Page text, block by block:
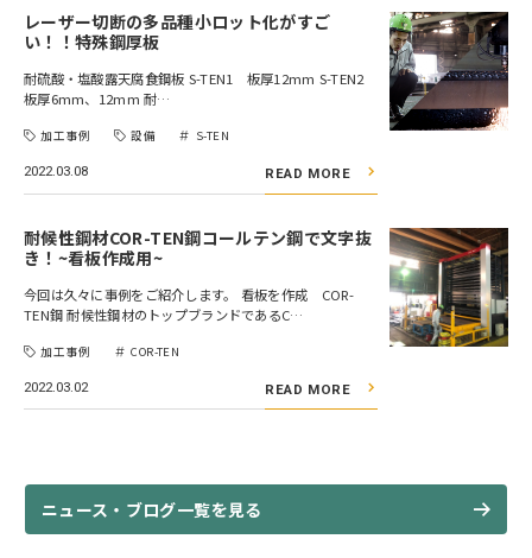
レーザー切断の多品種小ロット化がすご
い！！特殊鋼厚板
耐硫酸・塩酸露天腐食鋼板 S-TEN1 板厚12mm S-TEN2
板厚6mm、12mm 耐…
加工事例 設備 S-TEN
2022.03.08 READ MORE
耐候性鋼材COR-TEN鋼コールテン鋼で文字抜
き！~看板作成用~
今回は久々に事例をご紹介します。 看板を作成 COR-
TEN鋼 耐候性鋼材のトップブランドであるC…
加工事例 COR-TEN
2022.03.02 READ MORE
ニュース・ブログ一覧を見る